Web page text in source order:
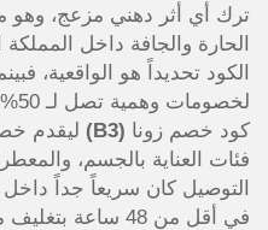
ترك أي أثر دهني مزعج، وهو
الحارة والجافة داخل المملكة
الكود تحديداً هو الواقعية،
كود خصم زونا (B3)
ليقدم
فئات العناية بالجسم،
التوصيل كان سريعاً جداً
في أقل من 48